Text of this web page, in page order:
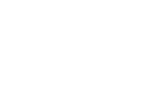
人 痛下狠手拳打脚踢